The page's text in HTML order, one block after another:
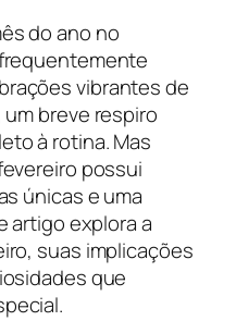
do ano no
vibrantes de
breve respiro
à rotina. Mas
possui
únicas e uma
artigo explora a
suas implicações
que